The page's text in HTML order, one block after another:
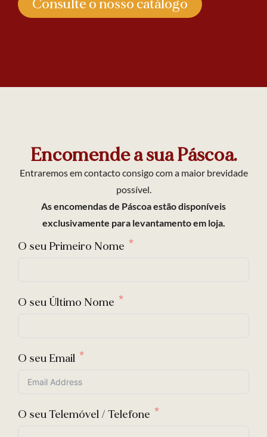
Consulte o nosso catálogo
Encomende a sua Páscoa.
Entraremos em contacto consigo com a maior brevidade
possível.
As encomendas de Páscoa estão disponíveis
exclusivamente para levantamento em loja.
O seu Primeiro Nome
O seu Último Nome
O seu Email
O seu Telemóvel / Telefone